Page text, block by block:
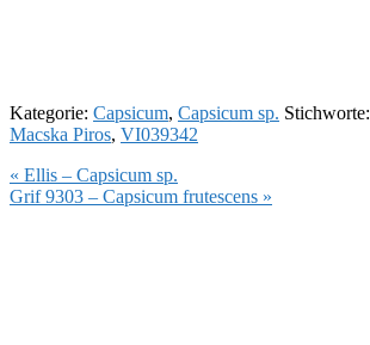
Kategorie: Capsicum, Capsicum sp. Stichworte:
Macska Piros, VI039342
Vorheriger
Beitrag:
« Ellis – Capsicum sp.
Nächster
Grif 9303 – Capsicum frutescens »